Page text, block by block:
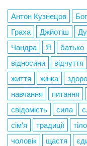
Антон Кузнецов Бог
Граха
Джйотіш
Чандра
Я батько
відносини
відчуття
життя
жінка
навчання
питання
свідомість
сила
сім'я
традиції тіло
чоловік
щастя